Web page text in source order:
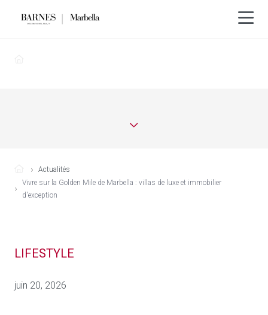
Actualités
Vivre sur la Golden Mile de Marbella : villas de luxe et immobilier
d'exception
LIFESTYLE
juin 20, 2026